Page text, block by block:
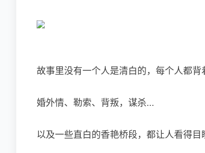
故事里没有一个人是清白的，每个人都背
婚外情、勒索、背叛，谋杀...
以及一些直白的香艳桥段，都让人看得目